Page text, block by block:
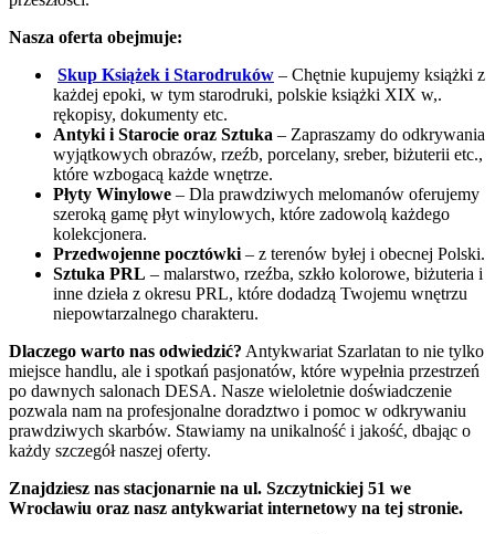
Nasza oferta obejmuje:
Skup Książek i Starodruków – Chętnie kupujemy książki z
każdej epoki, w tym starodruki, polskie książki XIX w,.
rękopisy, dokumenty etc.
Antyki i Starocie oraz Sztuka – Zapraszamy do odkrywania
wyjątkowych obrazów, rzeźb, porcelany, sreber, biżuterii etc.,
które wzbogacą każde wnętrze.
Płyty Winylowe – Dla prawdziwych melomanów oferujemy
szeroką gamę płyt winylowych, które zadowolą każdego
kolekcjonera.
Przedwojenne pocztówki – z terenów byłej i obecnej Polski.
Sztuka PRL – malarstwo, rzeźba, szkło kolorowe, biżuteria i
inne dzieła z okresu PRL, które dodadzą Twojemu wnętrzu
niepowtarzalnego charakteru.
Dlaczego warto nas odwiedzić? Antykwariat Szarlatan to nie tylko
miejsce handlu, ale i spotkań pasjonatów, które wypełnia przestrzeń
po dawnych salonach DESA. Nasze wieloletnie doświadczenie
pozwala nam na profesjonalne doradztwo i pomoc w odkrywaniu
prawdziwych skarbów. Stawiamy na unikalność i jakość, dbając o
każdy szczegół naszej oferty.
Znajdziesz nas stacjonarnie na ul. Szczytnickiej 51 we
Wrocławiu oraz nasz antykwariat internetowy na tej stronie.